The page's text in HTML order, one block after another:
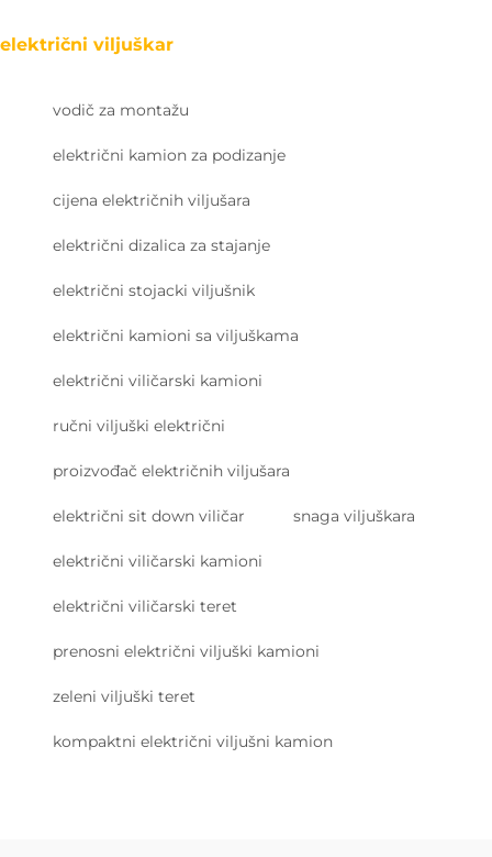
električni viljuškar
vodič za montažu
električni kamion za podizanje
cijena električnih viljušara
električni dizalica za stajanje
električni stojacki viljušnik
električni kamioni sa viljuškama
električni viličarski kamioni
ručni viljuški električni
proizvođač električnih viljušara
električni sit down viličar snaga viljuškara
električni viličarski kamioni
električni viličarski teret
prenosni električni viljuški kamioni
zeleni viljuški teret
kompaktni električni viljušni kamion